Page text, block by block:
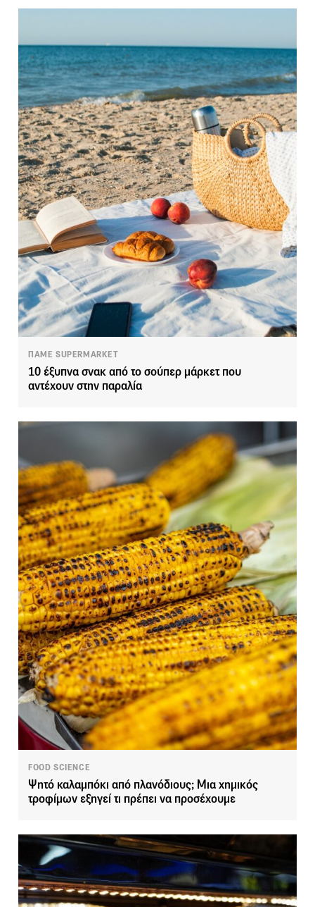
ΠΑΜΕ SUPERMARKET
10 έξυπνα σνακ από το σούπερ μάρκετ που
αντέχουν στην παραλία
FOOD SCIENCE
Ψητό καλαμπόκι από πλανόδιους; Μια χημικός
τροφίμων εξηγεί τι πρέπει να προσέχουμε